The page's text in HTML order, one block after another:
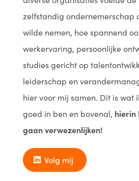
zelfstandig ondernemerschap
wilde nemen, hoe spannend
werkervaring, persoonlijke
studies gericht op
leiderschap en
hier voor mij samen. Dit is wat
goed in ben en bovenal, hierin
gaan verwezenlijken!
Volg mij